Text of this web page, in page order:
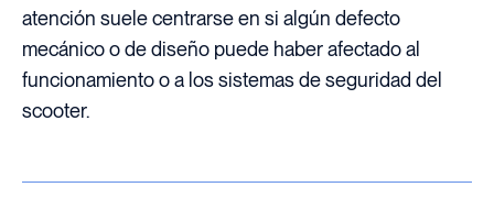
atención suele centrarse en si algún defecto
mecánico o de diseño puede haber afectado al
funcionamiento o a los sistemas de seguridad del
scooter.